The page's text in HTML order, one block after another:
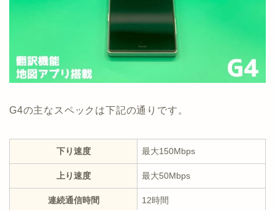
G4の主なスペックは下記の通りです。
下り速度 最大150Mbps
上り速度 最大50Mbps
連続通信時間 12時間